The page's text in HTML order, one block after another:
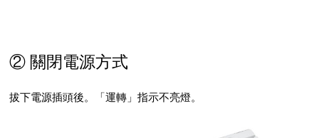
② 關閉電源方式
拔下電源插頭後。「運轉」指示不亮燈。